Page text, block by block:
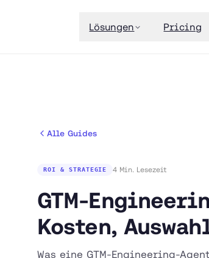
Lösungen Pricing
Alle Guides
ROI & STRATEGIE 4 Min. Lesezeit
GTM-
Kosten,
Was eine GTM-Engineering-